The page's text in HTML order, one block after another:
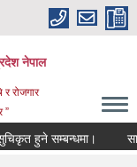
नेपाल
र रोजगार
”
हुने सम्बन्धमा।